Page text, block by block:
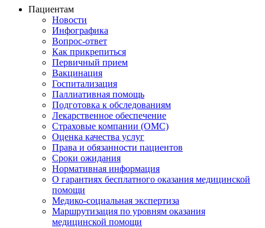
Пациентам
Новости
Инфографика
Вопрос-ответ
Как прикрепиться
Первичный прием
Вакцинация
Госпитализация
Паллиативная помощь
Подготовка к обследованиям
Лекарственное обеспечение
Страховые компании (ОМС)
Оценка качества услуг
Права и обязанности пациентов
Сроки ожидания
Нормативная информация
О гарантиях бесплатного оказания медицинской
помощи
Медико-социальная экспертиза
Маршрутизация по уровням оказания
медицинской помощи